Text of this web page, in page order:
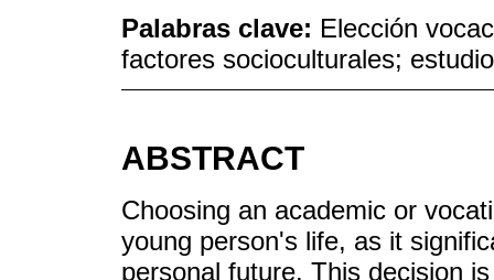
Palabras clave: Elección
factores socioculturales;
ABSTRACT
Choosing an academic or
young person's life, as it
personal future. This decision